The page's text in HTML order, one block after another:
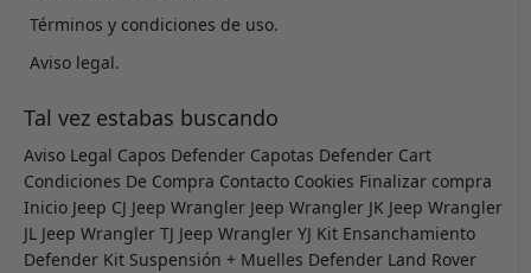
Términos y condiciones de uso.
Aviso legal.
Tal vez estabas buscando
Aviso Legal Capos Defender Capotas Defender Cart
Condiciones De Compra Contacto Cookies Finalizar compra
Inicio Jeep CJ Jeep Wrangler Jeep Wrangler JK Jeep Wrangler
JL Jeep Wrangler TJ Jeep Wrangler YJ Kit Ensanchamiento
Defender Kit Suspensión + Muelles Defender Land Rover